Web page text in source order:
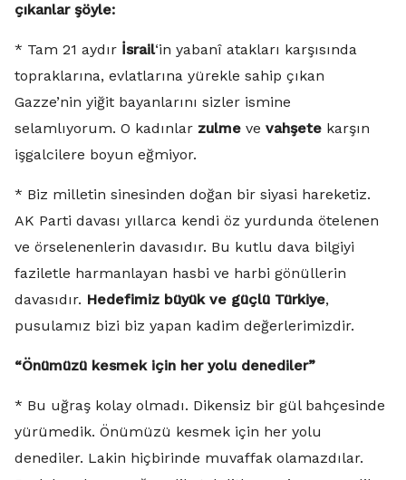
çıkanlar şöyle:
* Tam 21 aydır İsrail‘in yabanî atakları karşısında
topraklarına, evlatlarına yürekle sahip çıkan
Gazze’nin yiğit bayanlarını sizler ismine
selamlıyorum. O kadınlar zulme ve vahşete karşın
işgalcilere boyun eğmiyor.
* Biz milletin sinesinden doğan bir siyasi hareketiz.
AK Parti davası yıllarca kendi öz yurdunda ötelenen
ve örselenenlerin davasıdır. Bu kutlu dava bilgiyi
faziletle harmanlayan hasbi ve harbi gönüllerin
davasıdır. Hedefimiz büyük ve güçlü Türkiye,
pusulamız bizi biz yapan kadim değerlerimizdir.
“Önümüzü kesmek için her yolu denediler”
* Bu uğraş kolay olmadı. Dikensiz bir gül bahçesinde
yürümedik. Önümüzü kesmek için her yolu
denediler. Lakin hiçbirinde muvaffak olamazdılar.